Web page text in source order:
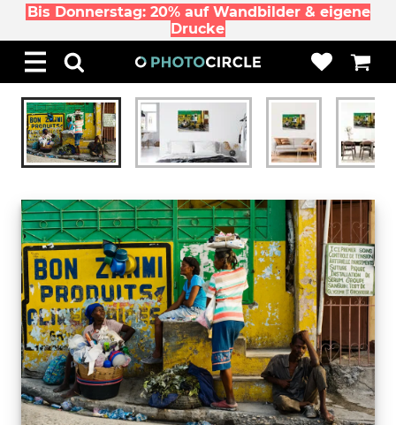
Bis Donnerstag: 20% auf Wandbilder & eigene
Drucke